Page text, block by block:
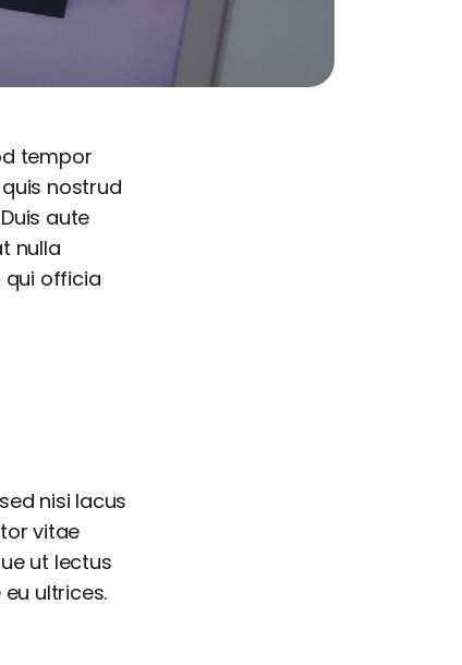
tempor
nostrud
aute
nulla
qui officia
nisi lacus
vitae
ut lectus
ultrices.